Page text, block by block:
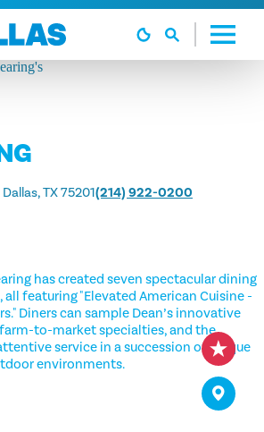
conteúdo
Dallas, TX 75201(214) 922-0200
has created seven spectacular dining
featuring "Elevated American Cuisine -
Diners can sample Dean’s innovative
to-market specialties, and the
service in a succession of unique
environments.